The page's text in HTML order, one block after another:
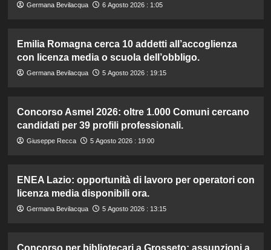
Germana Bevilacqua 6 Agosto 2026 : 1:05
Emilia Romagna cerca 10 addetti all’accoglienza
con licenza media o scuola dell’obbligo.
Germana Bevilacqua 5 Agosto 2026 : 19:15
Concorso Asmel 2026: oltre 1.000 Comuni cercano
candidati per 39 profili professionali.
Giuseppe Recca 5 Agosto 2026 : 19:00
ENEA Lazio: opportunità di lavoro per operatori con
licenza media disponibili ora.
Germana Bevilacqua 5 Agosto 2026 : 13:15
Concorso per bibliotecari a Grosseto: assunzioni a